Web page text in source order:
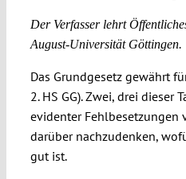
Der Verfasser lehrt
August-Universität Göttingen.
Das Grundgesetz gewährt
2. HS GG). Zwei, drei
evidenter Fehlbesetzungen
darüber nachzudenken,
gut ist.